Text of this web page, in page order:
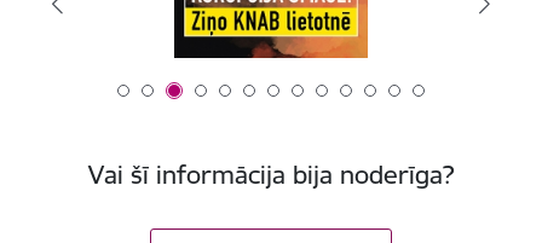
Vai šī informācija bija noderīga?